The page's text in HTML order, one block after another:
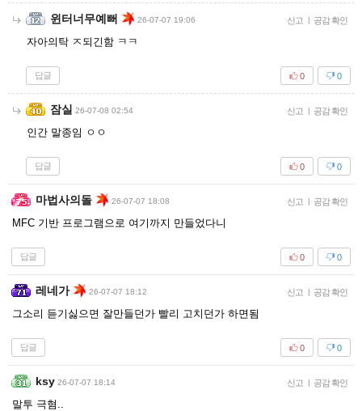
윈터너무예뻐 26-07-07 19:06 신고 | 공감 확인
자아의탁 ㅈ되긴함 ㅋㅋ
답글 0
0
잠실 26-07-08 02:54 신고 | 공감 확인
인간 말종임 ㅇㅇ
답글 0
0
마법사의돌 26-07-07 18:08 신고 | 공감 확인
MFC 기반 프로그램으로 여기까지 만들었다니
답글 0
0
레네가 26-07-07 18:12 신고 | 공감 확인
그소리 듣기싫으면 잘만들던가 빨리 고치던가 하면됨
답글 0
0
ksy 26-07-07 18:14 신고 | 공감 확인
말투 극혐..